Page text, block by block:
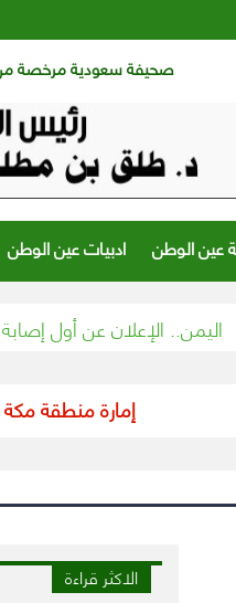
صحيفة سعودية مرخصة من
عين الوطن ادبيات عين الوطن
الإعلان عن أول إصابة
إمارة منطقة مكة
الاكثر قراءة